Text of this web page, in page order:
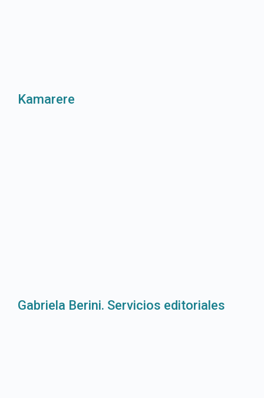
Kamarere
Gabriela Berini. Servicios editoriales